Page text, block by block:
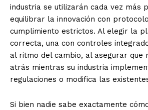
industria se utilizarán cada vez más
equilibrar la innovación con
cumplimiento estrictos. Al elegir la
correcta, una con controles
al ritmo del cambio, al asegurar que
atrás mientras su industria
regulaciones o modifica las
Si bien nadie sabe exactamente